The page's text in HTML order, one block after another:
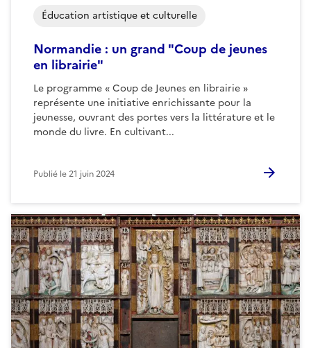
Normandie : un grand "Coup de jeunes
en librairie"
Le programme « Coup de Jeunes en librairie »
représente une initiative enrichissante pour la
jeunesse, ouvrant des portes vers la littérature et le
monde du livre. En cultivant...
Éducation artistique et culturelle
Publié le21 juin 2024